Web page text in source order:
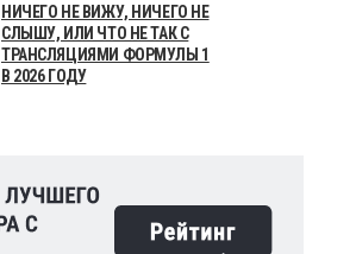
НИЧЕГО НЕ ВИЖУ, НИЧЕГО НЕ
СЛЫШУ, ИЛИ ЧТО НЕ ТАК С
ТРАНСЛЯЦИЯМИ ФОРМУЛЫ 1
В 2026 ГОДУ